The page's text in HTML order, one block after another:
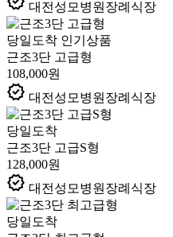
대전성모병원장례식장
당일도착 인기상품
근조3단 고급형
108,000원
verified 대전성모병원장례식장
당일도착
근조3단 고급S형
128,000원
verified 대전성모병원장례식장
당일도착